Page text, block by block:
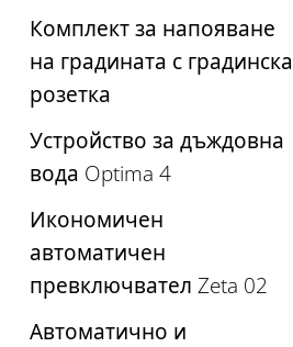
Комплект за напояване
на градината с градинска
розетка
Устройство за дъждовна
вода Optima 4
Икономичен
автоматичен
превключвател Zeta 02
Автоматично и